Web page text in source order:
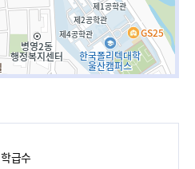
학급수